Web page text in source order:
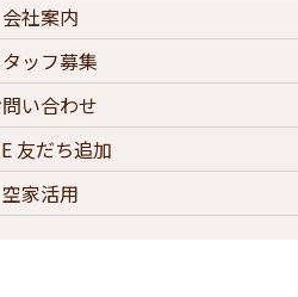
会社案内
ッフ募集
い合わせ
友だち追加
空家活用